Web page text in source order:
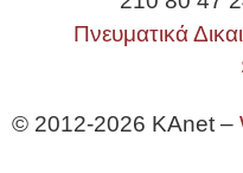
Πνευματικά
© 2012-2026 KAnet –